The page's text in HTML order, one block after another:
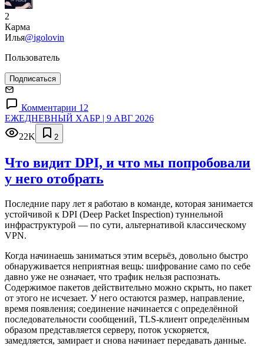
2
Карма
Илья@igolovin
Пользователь
Подписаться
Комментарии 12
ЕЖЕДНЕВНЫЙ ХАБР | 9 АВГ 2026
22K
2
Что видит DPI, и что мы попробовали
у него отобрать
Последние пару лет я работаю в команде, которая занимается
устойчивой к DPI (Deep Packet Inspection) туннельной
инфраструктурой — по сути, альтернативой классическому
VPN.
Когда начинаешь заниматься этим всерьёз, довольно быстро
обнаруживается неприятная вещь: шифрование само по себе
давно уже не означает, что трафик нельзя распознать.
Содержимое пакетов действительно можно скрыть, но пакет
от этого не исчезает. У него остаются размер, направление,
время появления; соединение начинается с определённой
последовательности сообщений, TLS-клиент определённым
образом представляется серверу, поток ускоряется,
замедляется, замирает и снова начинает передавать данные.